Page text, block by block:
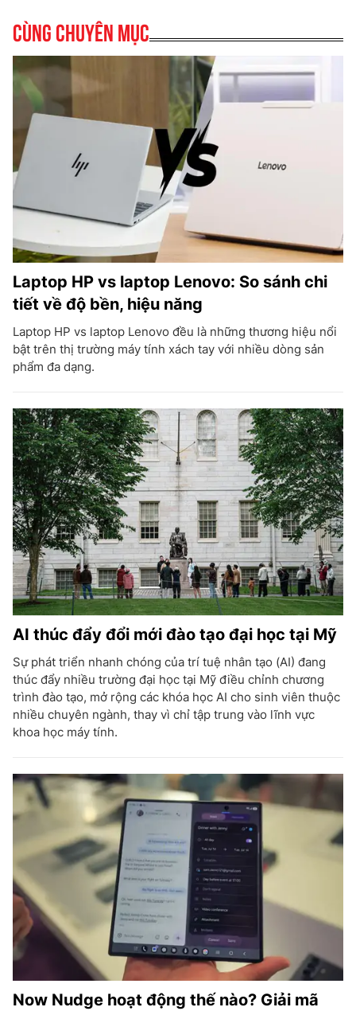
Cùng chuyên mục
Laptop HP vs laptop Lenovo: So sánh chi
tiết về độ bền, hiệu năng
Laptop HP vs laptop Lenovo đều là những thương hiệu nổi
bật trên thị trường máy tính xách tay với nhiều dòng sản
phẩm đa dạng.
AI thúc đẩy đổi mới đào tạo đại học tại Mỹ
Sự phát triển nhanh chóng của trí tuệ nhân tạo (AI) đang
thúc đẩy nhiều trường đại học tại Mỹ điều chỉnh chương
trình đào tạo, mở rộng các khóa học AI cho sinh viên thuộc
nhiều chuyên ngành, thay vì chỉ tập trung vào lĩnh vực
khoa học máy tính.
Now Nudge hoạt động thế nào? Giải mã